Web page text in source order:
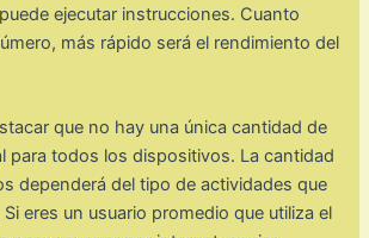
ejecutar instrucciones. Cuanto
más rápido será el rendimiento del
que no hay una única cantidad de
para todos los dispositivos. La cantidad
dependerá del tipo de actividades que
eres un usuario promedio que utiliza el